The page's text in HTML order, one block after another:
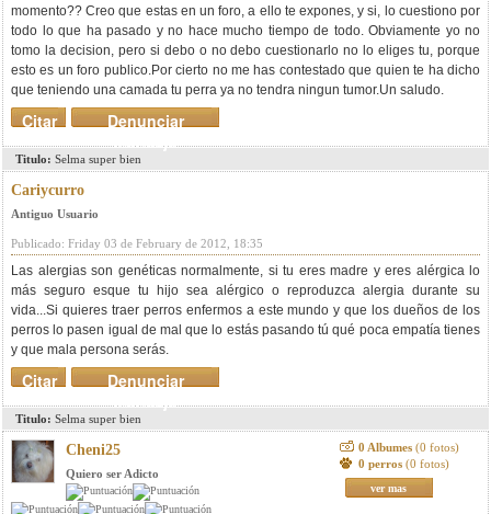
momento?? Creo que estas en un foro, a ello te expones, y si, lo cuestiono por
todo lo que ha pasado y no hace mucho tiempo de todo. Obviamente yo no
tomo la decision, pero si debo o no debo cuestionarlo no lo eliges tu, porque
esto es un foro publico.Por cierto no me has contestado que quien te ha dicho
que teniendo una camada tu perra ya no tendra ningun tumor.Un saludo.
Denunciar
mensaje
Citar
Titulo: Selma super bien
Cariycurro
Antiguo Usuario
Publicado: Friday 03 de February de 2012, 18:35
Las alergias son genéticas normalmente, si tu eres madre y eres alérgica lo
más seguro esque tu hijo sea alérgico o reproduzca alergia durante su
vida...Si quieres traer perros enfermos a este mundo y que los dueños de los
perros lo pasen igual de mal que lo estás pasando tú qué poca empatía tienes
y que mala persona serás.
Denunciar
mensaje
Citar
Titulo: Selma super bien
Cheni25
Quiero ser Adicto
0 Albumes (0 fotos)
0 perros (0 fotos)
ver mas